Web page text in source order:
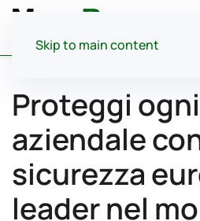
Skip to main content
Proteggi
aziendale
sicurezza
leader nel